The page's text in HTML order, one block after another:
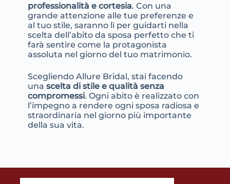
professionalità e cortesia. Con una
grande attenzione alle tue preferenze e
al tuo stile, saranno lì per guidarti nella
scelta dell’abito da sposa perfetto che ti
farà sentire come la protagonista
assoluta nel giorno del tuo matrimonio.
Scegliendo Allure Bridal, stai facendo
una scelta di stile e qualità senza
compromessi. Ogni abito è realizzato con
l’impegno a rendere ogni sposa radiosa e
straordinaria nel giorno più importante
della sua vita.